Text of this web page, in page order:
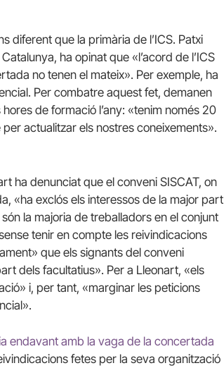
diferent que la primària de l’ICS. Patxi
ha opinat que «l’acord de l’ICS
no tenen el mateix». Per exemple, ha
Per combatre aquest fet, demanen
de formació l’any: «tenim només 20
actualitzar els nostres coneixements».
ha denunciat que el conveni SISCAT, on
«ha exclós els interessos de la major part
la majoria de treballadors en el conjunt
tenir en compte les reivindicacions
que els signants del conveni
dels facultatius». Per a Lleonart, «els
i, per tant, «marginar les peticions
endavant amb la vaga de la concertada
fetes per la seva organització